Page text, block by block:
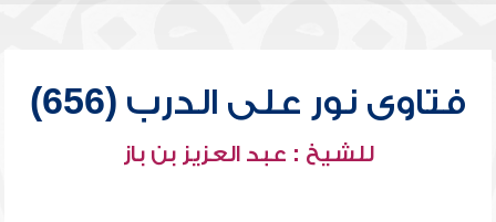
فتاوى نور على الدرب (656)
للشيخ : عبد العزيز بن باز